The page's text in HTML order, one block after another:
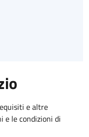
e altre
e le condizioni di